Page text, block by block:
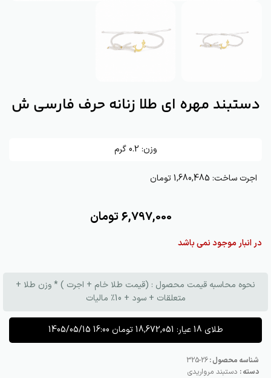
دستبند مهره ای طلا زنانه حرف فارسی ش
وزن: 0.2گرم
اجرت ساخت: 1,680,485 تومان
6,797,000تومان
در انبار موجود نمی باشد
نحوه محاسبه قیمت محصول : (قیمت طلا خام + اجرت ) * وزن طلا +
متعلقات + سود + 10٪ مالیات
طلای 18 عیار: 18,672,051تومان 1405/05/15 16:00
شناسه محصول :26-325
دسته : دستبند مرواریدی